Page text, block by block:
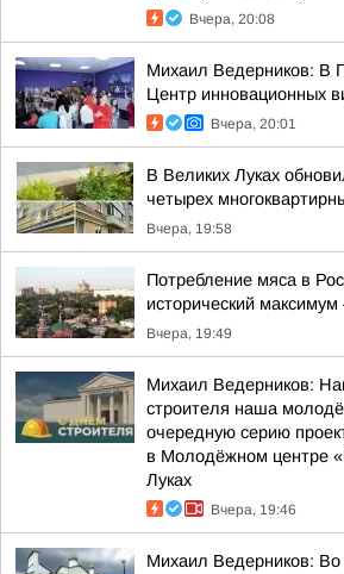
Вчера, 20:08
Михаил Ведерников: В
Центр инновационных
Вчера, 20:01
В Великих Луках
четырех
Вчера, 19:58
Потребление мяса в
исторический
Вчера, 19:49
Михаил Ведерников:
строителя наша
очередную серию
в Молодёжном центре
Луках
Вчера, 19:46
Михаил Ведерников: Во